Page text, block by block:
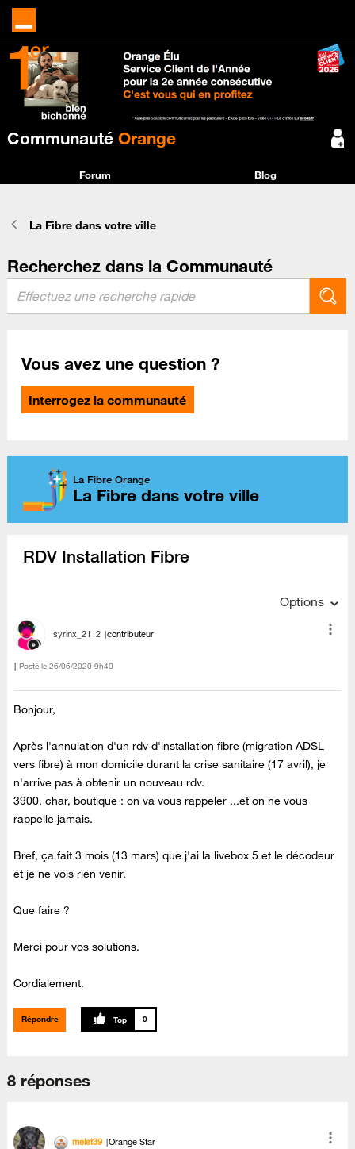
Communauté Orange
Forum Blog
La Fibre dans votre ville
Recherchez dans la Communauté
Vous avez une question ?
Interrogez la communauté
La Fibre Orange
La Fibre dans votre ville
RDV Installation Fibre
Options
syrinx_2112 contributeur
Posté le ‎26/06/2020 9h40
Bonjour,
Après l'annulation d'un rdv d'installation fibre (migration ADSL
vers fibre) à mon domicile durant la crise sanitaire (17 avril), je
n'arrive pas à obtenir un nouveau rdv.
3900, char, boutique : on va vous rappeler ...et on ne vous
rappelle jamais.
Bref, ça fait 3 mois (13 mars) que j'ai la livebox 5 et le décodeur
et je ne vois rien venir.
Que faire ?
Merci pour vos solutions.
Cordialement.
Répondre 0
8 réponses
melet39 Orange Star